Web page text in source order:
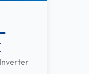
Inverter